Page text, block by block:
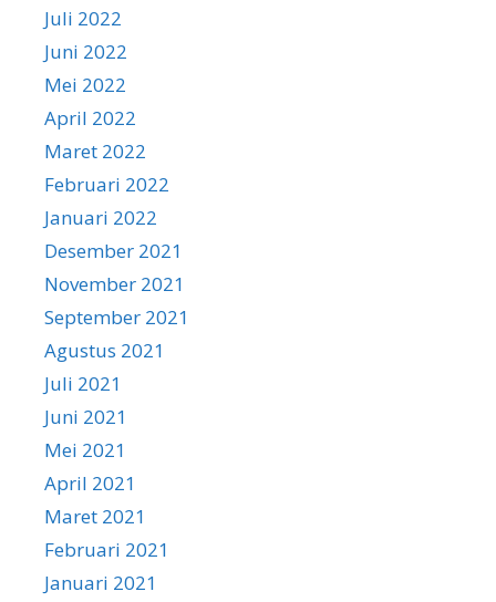
Juli 2022
Juni 2022
Mei 2022
April 2022
Maret 2022
Februari 2022
Januari 2022
Desember 2021
November 2021
September 2021
Agustus 2021
Juli 2021
Juni 2021
Mei 2021
April 2021
Maret 2021
Februari 2021
Januari 2021